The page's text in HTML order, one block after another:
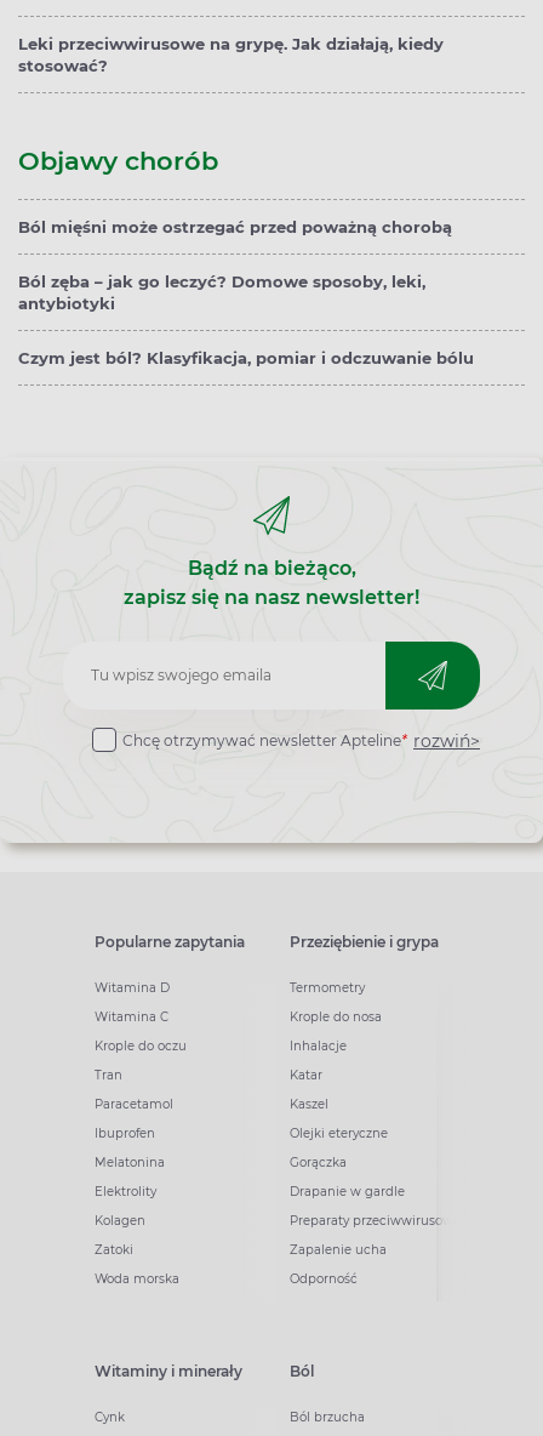
Leki przeciwwirusowe na grypę. Jak działają, kiedy
stosować?
Objawy chorób
Ból mięśni może ostrzegać przed poważną chorobą
Ból zęba – jak go leczyć? Domowe sposoby, leki,
antybiotyki
Czym jest ból? Klasyfikacja, pomiar i odczuwanie bólu
Bądź na bieżąco,
zapisz się na nasz newsletter!
Zapisz
Chcę otrzymywać newsletter Apteline* rozwiń>
Popularne zapytania
Witamina D
Witamina C
Krople do oczu
Tran
Paracetamol
Ibuprofen
Melatonina
Elektrolity
Kolagen
Zatoki
Woda morska
Przeziębienie i grypa
Termometry
Krople do nosa
Inhalacje
Katar
Kaszel
Olejki eteryczne
Gorączka
Drapanie w gardle
Preparaty przeciwwirusowe
Zapalenie ucha
Odporność
Witaminy i minerały
Cynk
Ból
Ból brzucha